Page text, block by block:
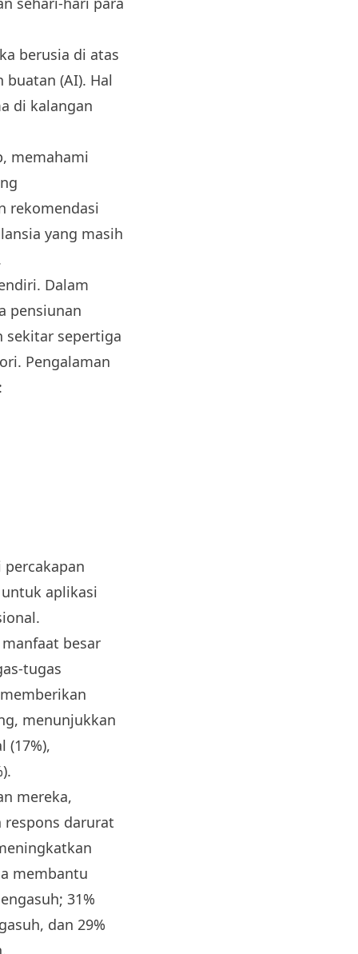
berusia di atas
(AI). Hal
di kalangan
memahami
rekomendasi
yang masih
Dalam
pensiunan
sekitar sepertiga
Pengalaman
aplikasi
besar
tugas
menunjukkan
(17%),
mereka,
respons darurat
membantu
31%
dan 29%